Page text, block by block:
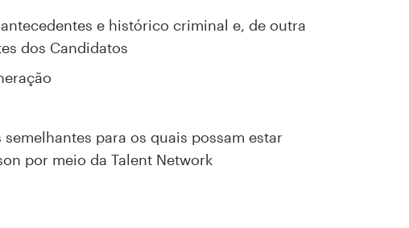
e histórico criminal e, de outra
dos Candidatos
para os quais possam estar
por meio da Talent Network